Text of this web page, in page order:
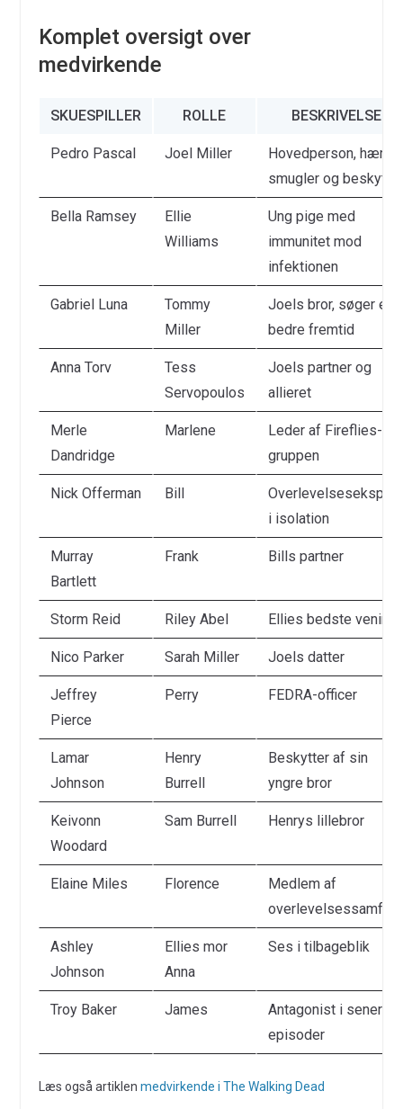
Komplet oversigt over
medvirkende
SKUESPILLER ROLLE BESKRIVELSE
Pedro Pascal Joel Miller
Hovedperson,
smugler og beskytter
Bella Ramsey
Ellie
Williams
Ung pige med
immunitet mod
infektionen
Gabriel Luna
Tommy
Miller
Joels bror, søger en
bedre fremtid
Anna Torv
Tess
Servopoulos
Joels partner og
allieret
Merle
Dandridge
Marlene
Leder af Fireflies-
gruppen
Nick Offerman Bill
Overlevelsesekspert
i isolation
Murray
Bartlett
Frank Bills partner
Storm Reid Riley Abel Ellies bedste
Nico Parker Sarah Miller Joels datter
Jeffrey
Pierce
Perry FEDRA-officer
Lamar
Johnson
Henry
Burrell
Beskytter af sin
yngre bror
Keivonn
Woodard
Sam Burrell Henrys lillebror
Elaine Miles Florence
Medlem af
Ashley
Johnson
Ellies mor
Anna
Ses i tilbageblik
Troy Baker James
Antagonist i senere
episoder
Læs også artiklen medvirkende i The Walking Dead